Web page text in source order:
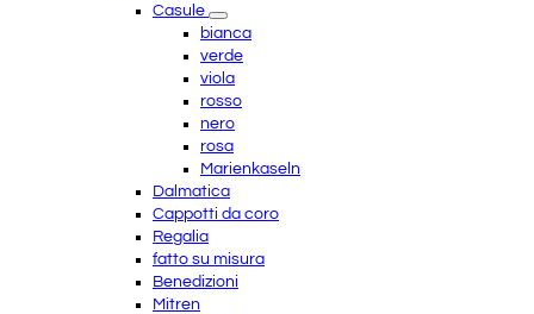
Casule
bianca
verde
viola
rosso
nero
rosa
Marienkaseln
Dalmatica
Cappotti da coro
Regalia
fatto su misura
Benedizioni
Mitren